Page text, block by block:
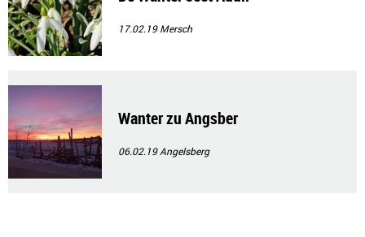
17.02.19Mersch
Wanter zu Angsber
06.02.19Angelsberg